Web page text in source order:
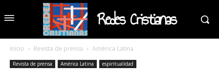
Redes Cristianas
Inicio Revista de prensa América Latina
Revista de prensa América Latina espiritualidad